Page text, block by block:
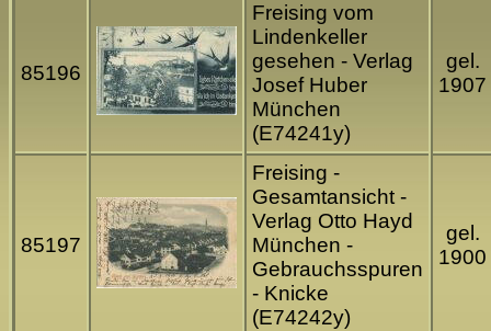
85196
Freising vom
Lindenkeller
gesehen - Verlag
Josef Huber
München
(E74241y)
gel.
1907
85197
Freising -
Gesamtansicht -
Verlag Otto Hayd
München -
Gebrauchsspuren
- Knicke
(E74242y)
gel.
1900